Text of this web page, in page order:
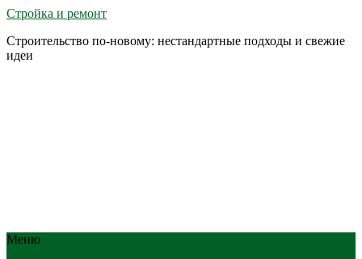
Стройка и ремонт
Строительство по-новому: нестандартные подходы и свежие
идеи
Меню